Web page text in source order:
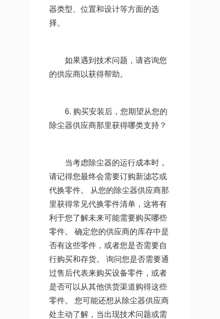
器类型、位置和设计等方面的选
择。
如果遇到技术问题，请咨询您
的供应商以获得帮助。
6. 购买安装后，您期望从您的
除尘器供应商那里获得哪类支持？
当考虑除尘器的运行成本时，
请记得您最终会需要订购新滤芯或
代换零件。 从您的除尘器供应商那
里获得常见代换零件清单，这将有
利于您了解未来可能需要购买哪些
零件。 确定您的供应商的库存中是
否有这些零件，或者您是否需要自
行购买和存货。 询问您是否需要通
过售后代表来购买设备零件，或者
是否可以从其他供货渠道购得这些
零件。 您可能还想从除尘器供应商
处主动了解，当出现技术问题或需